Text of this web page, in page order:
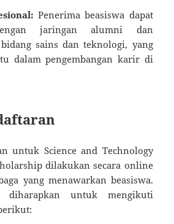
Penerima beasiswa dapat
jaringan alumni dan
sains dan teknologi, yang
dalam pengembangan karir di
untuk Science and Technology
dilakukan secara online
yang menawarkan beasiswa.
diharapkan untuk mengikuti